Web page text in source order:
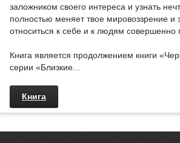
заложником своего интереса и узнать
полностью меняет твое мировоззрение и
относиться к себе и к людям совершенно
Книга является продолжением книги
серии «Близкие...
Книга